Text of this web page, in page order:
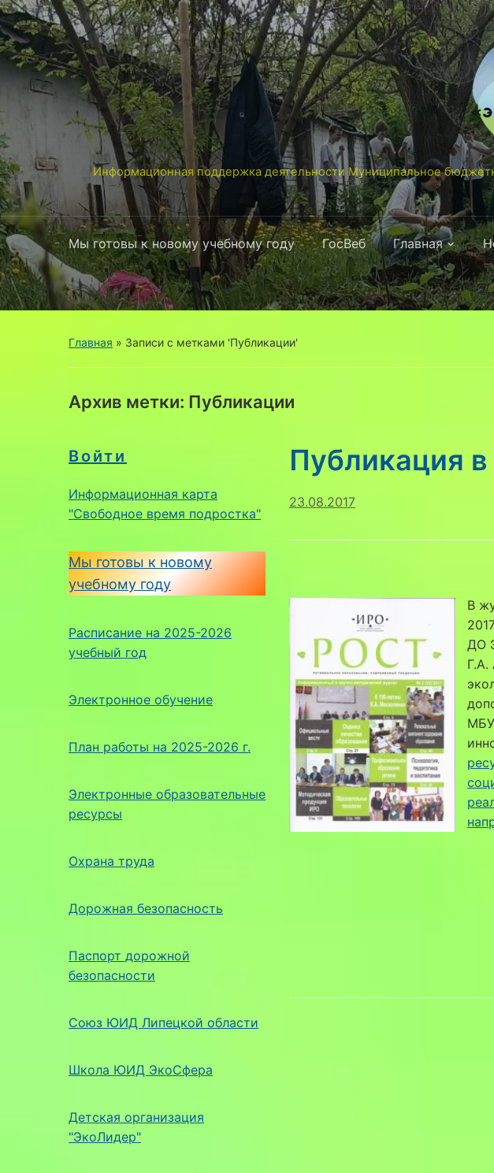
Информационная поддержка деятельности Муниципальное
Мы готовы к новому учебному году ГосВеб Главная
Главная » Записи с метками 'Публикации'
Архив метки: Публикации
Войти
Информационная карта
"Свободное время подростка"
Мы готовы к новому
учебному году
Расписание на 2025-2026
учебный год
Электронное обучение
План работы на 2025-2026 г.
Электронные образовательные
ресурсы
Охрана труда
Дорожная безопасность
Паспорт дорожной
безопасности
Союз ЮИД Липецкой области
Школа ЮИД ЭкоСфера
Детская организация
"ЭкоЛидер"
Публикация
23.08.2017
В
ДО
Г.А.